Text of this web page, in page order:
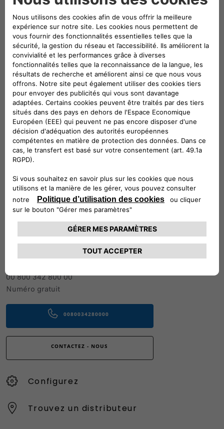
d'illustration.
description technique
Kit de 4 pièces pour protéger les jantes alliage
de votre voiture. En plus des écrous antivol, le
kit comprend la clé de démontage
correspondante. Nous vous conseillons de
ranger la clé à l'extérieur du véhicule.
Véhicules compatibles
Suivez-nous
CONTACTEZ LE SERVICE CLIENT
00 800 342 800 00
Numéro gratuit
0080034280000
CONTACTEZ - NOUS
Configurez
Trouvez un distributeur